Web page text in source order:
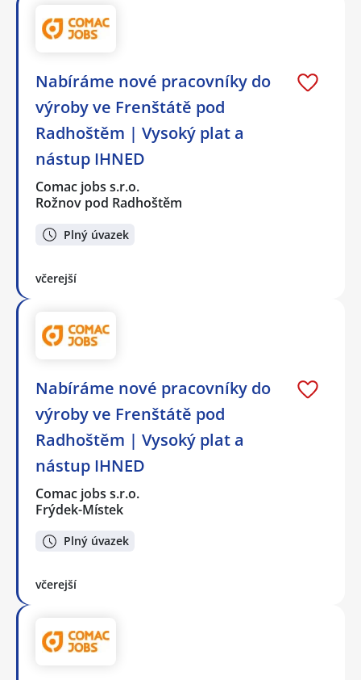
Nabíráme nové pracovníky do
výroby ve Frenštátě pod
Radhoštěm | Vysoký plat a
nástup IHNED
Comac jobs s.r.o.
Rožnov pod Radhoštěm
Plný úvazek
včerejší
Nabíráme nové pracovníky do
výroby ve Frenštátě pod
Radhoštěm | Vysoký plat a
nástup IHNED
Comac jobs s.r.o.
Frýdek-Místek
Plný úvazek
včerejší